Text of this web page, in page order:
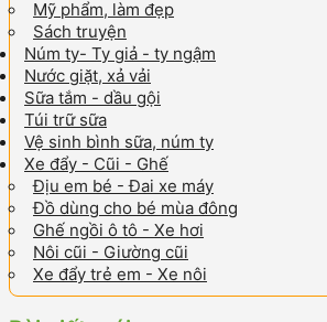
Mỹ phẩm, làm đẹp
Sách truyện
Núm ty- Ty giả - ty ngậm
Nước giặt, xả vải
Sữa tắm - dầu gội
Túi trữ sữa
Vệ sinh bình sữa, núm ty
Xe đẩy - Cũi - Ghế
Địu em bé - Đai xe máy
Đồ dùng cho bé mùa đông
Ghế ngồi ô tô - Xe hơi
Nôi cũi - Giường cũi
Xe đẩy trẻ em - Xe nôi